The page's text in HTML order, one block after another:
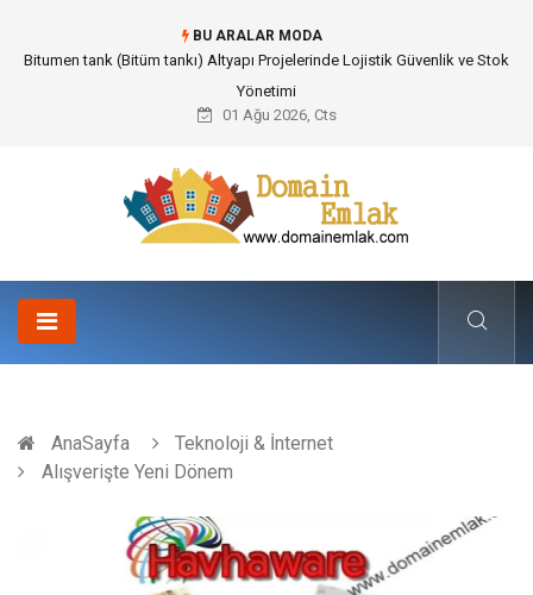
BU ARALAR MODA
Bitumen tank (Bitüm tankı) Altyapı Projelerinde Lojistik Güvenlik ve Stok
Yönetimi
01 Ağu 2026, Cts
AnaSayfa
Teknoloji & İnternet
Alışverişte Yeni Dönem